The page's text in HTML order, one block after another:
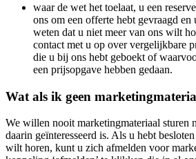
waar de wet het toelaat, u een
ons om een offerte hebt gevraagd en
weten dat u niet meer van ons wilt
contact met u op over vergelijkbare
die u bij ons hebt geboekt of
een prijsopgave hebben gedaan.
Wat als ik geen
We willen nooit marketingmateriaal sturen
daarin geïnteresseerd is. Als u hebt
wilt horen, kunt u zich afmelden voor